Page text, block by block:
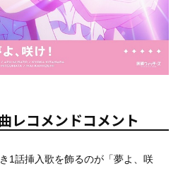
レコメンドコメント
1話挿入歌を飾るのが「夢よ、咲